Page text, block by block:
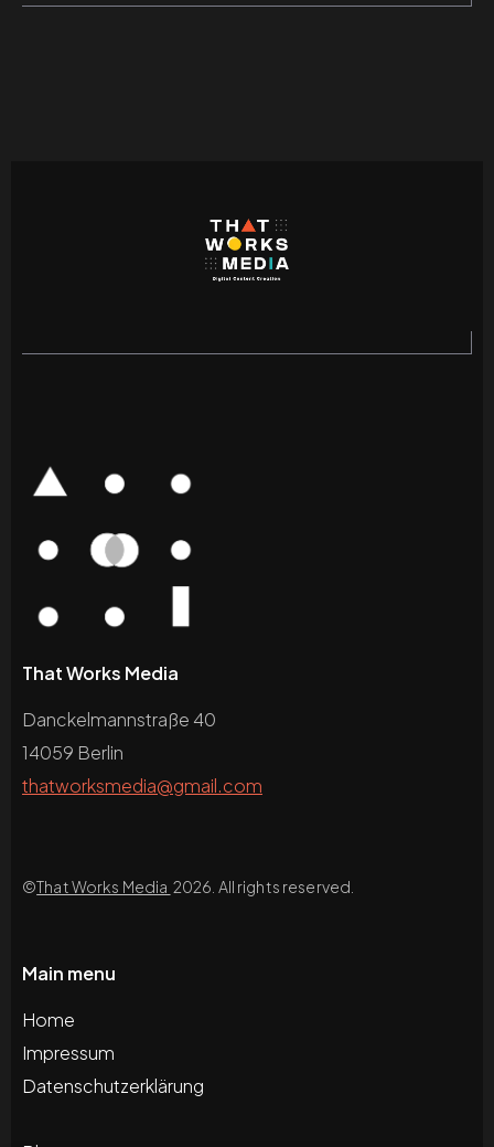
That Works Media
Danckelmannstraße 40
14059 Berlin
thatworksmedia@gmail.com
©That Works Media 2026. All rights reserved.
Main menu
Home
Impressum
Datenschutzerklärung